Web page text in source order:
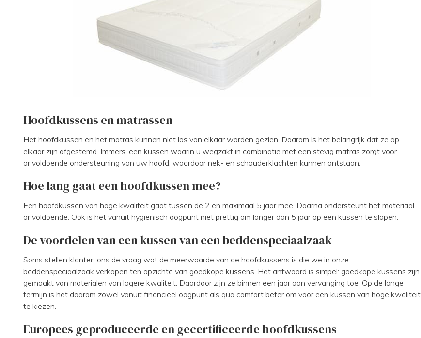
Hoofdkussens en matrassen
Het hoofdkussen en het matras kunnen niet los van elkaar worden gezien. Daarom is het belangrijk dat ze op
elkaar zijn afgestemd. Immers, een kussen waarin u wegzakt in combinatie met een stevig matras zorgt voor
onvoldoende ondersteuning van uw hoofd, waardoor nek- en schouderklachten kunnen ontstaan.
Hoe lang gaat een hoofdkussen mee?
Een hoofdkussen van hoge kwaliteit gaat tussen de 2 en maximaal 5 jaar mee. Daarna ondersteunt het materiaal
onvoldoende. Ook is het vanuit hygiënisch oogpunt niet prettig om langer dan 5 jaar op een kussen te slapen.
De voordelen van een kussen van een beddenspeciaalzaak
Soms stellen klanten ons de vraag wat de meerwaarde van de hoofdkussens is die we in onze
beddenspeciaalzaak verkopen ten opzichte van goedkope kussens. Het antwoord is simpel: goedkope kussens zijn
gemaakt van materialen van lagere kwaliteit. Daardoor zijn ze binnen een jaar aan vervanging toe. Op de lange
termijn is het daarom zowel vanuit financieel oogpunt als qua comfort beter om voor een kussen van hoge kwaliteit
te kiezen.
Europees geproduceerde en gecertificeerde hoofdkussens